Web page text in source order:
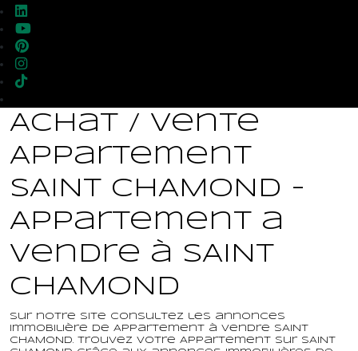
Achat / Vente
Appartement
SAINT CHAMOND -
Appartement a
vendre à SAINT
CHAMOND
Sur notre site consultez les annonces
immobilière de Appartement à vendre SAINT
CHAMOND. Trouvez votre Appartement sur SAINT